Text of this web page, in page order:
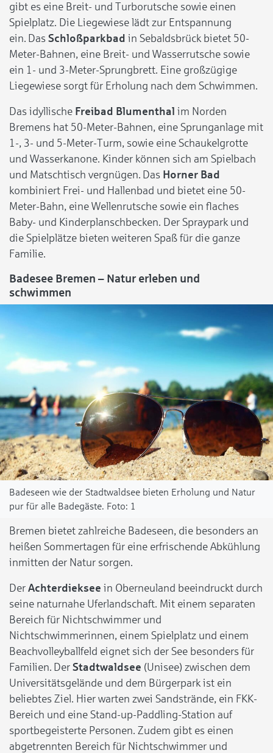
gibt es eine Breit- und Turborutsche sowie einen
Spielplatz. Die Liegewiese lädt zur Entspannung
ein. Das Schloßparkbad in Sebaldsbrück bietet 50-
Meter-Bahnen, eine Breit- und Wasserrutsche sowie
ein 1- und 3-Meter-Sprungbrett. Eine großzügige
Liegewiese sorgt für Erholung nach dem Schwimmen.
Das idyllische Freibad Blumenthal im Norden
Bremens hat 50-Meter-Bahnen, eine Sprunganlage mit
1-, 3- und 5-Meter-Turm, sowie eine Schaukelgrotte
und Wasserkanone. Kinder können sich am Spielbach
und Matschtisch vergnügen. Das Horner Bad
kombiniert Frei- und Hallenbad und bietet eine 50-
Meter-Bahn, eine Wellenrutsche sowie ein flaches
Baby- und Kinderplanschbecken. Der Spraypark und
die Spielplätze bieten weiteren Spaß für die ganze
Familie.
Badesee Bremen – Natur erleben und
schwimmen
Badeseen wie der Stadtwaldsee bieten Erholung und Natur
pur für alle Badegäste.
1
Bremen bietet zahlreiche Badeseen, die besonders an
heißen Sommertagen für eine erfrischende Abkühlung
inmitten der Natur sorgen.
Der Achterdieksee in Oberneuland beeindruckt durch
seine naturnahe Uferlandschaft. Mit einem separaten
Bereich für Nichtschwimmer und
Nichtschwimmerinnen, einem Spielplatz und einem
Beachvolleyballfeld eignet sich der See besonders für
Familien. Der Stadtwaldsee (Unisee) zwischen dem
Universitätsgelände und dem Bürgerpark ist ein
beliebtes Ziel. Hier warten zwei Sandstrände, ein FKK-
Bereich und eine Stand-up-Paddling-Station auf
sportbegeisterte Personen. Zudem gibt es einen
abgetrennten Bereich für Nichtschwimmer und